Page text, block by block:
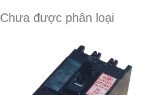
Chưa được phân loại